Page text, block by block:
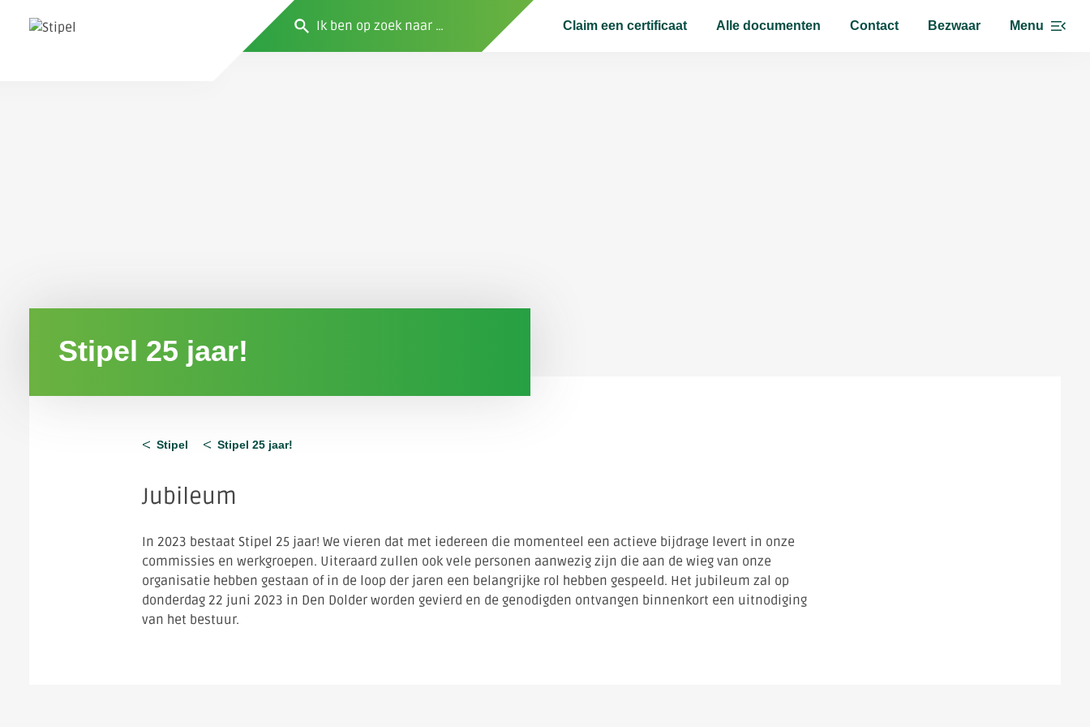
Claim een certificaat Alle documenten Contact Bezwaar Menu
Stipel 25 jaar!
Stipel Stipel 25 jaar!
Jubileum
In 2023 bestaat Stipel 25 jaar! We vieren dat met iedereen die momenteel een actieve bijdrage levert in onze
commissies en werkgroepen. Uiteraard zullen ook vele personen aanwezig zijn die aan de wieg van onze
organisatie hebben gestaan of in de loop der jaren een belangrijke rol hebben gespeeld. Het jubileum zal op
donderdag 22 juni 2023 in Den Dolder worden gevierd en de genodigden ontvangen binnenkort een uitnodiging
van het bestuur.